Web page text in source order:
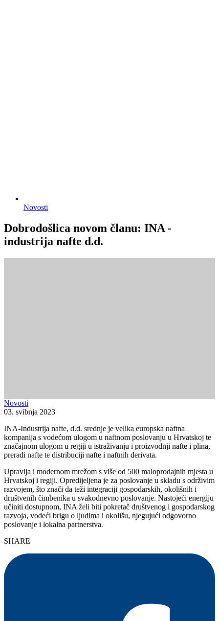
Novosti
Dobrodošlica novom članu: INA -
industrija nafte d.d.
Novosti
03. svibnja 2023
INA-Industrija nafte, d.d. srednje je velika europska naftna
kompanija s vodećom ulogom u naftnom poslovanju u Hrvatskoj te
značajnom ulogom u regiji u istraživanju i proizvodnji nafte i plina,
preradi nafte te distribuciji nafte i naftnih derivata.
Upravlja i modernom mrežom s više od 500 maloprodajnih mjesta u
Hrvatskoj i regiji. Opredijeljena je za poslovanje u skladu s održivim
razvojem, što znači da teži integraciji gospodarskih, okolišnih i
društvenih čimbenika u svakodnevno poslovanje. Nastojeći energiju
učiniti dostupnom, INA želi biti pokretač društvenog i gospodarskog
razvoja, vodeći brigu o ljudima i okolišu, njegujući odgovorno
poslovanje i lokalna partnerstva.
SHARE